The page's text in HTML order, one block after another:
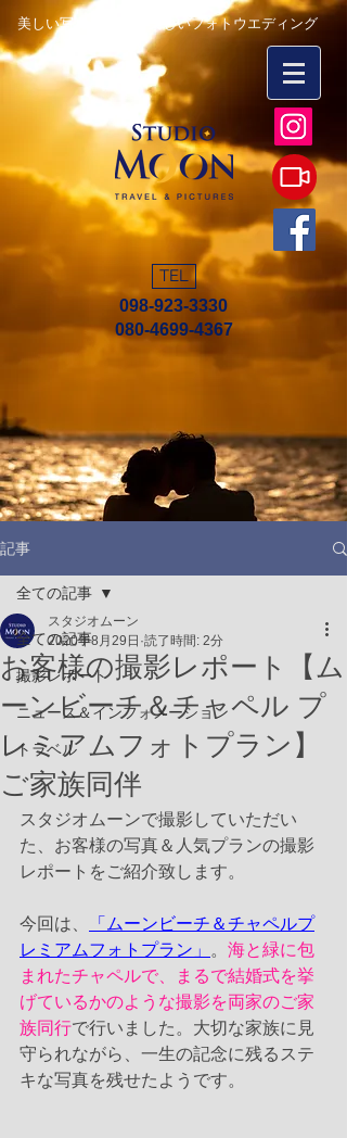
美しい写真を永遠に 楽しいフォトウエディング
TEL
098-923-3330
080-4699-4367
記事
全ての記事
撮影レポート
ニュース＆インフォメーション
トラベル
全ての記事
お客様の撮影レポート【ム
ーンビーチ＆チャペル プ
レミアムフォトプラン】
ご家族同伴
スタジオムーン
2020年8月29日 読了時間: 2分
スタジオムーンで撮影していただい
た、お客様の写真＆人気プランの撮影
レポートをご紹介致します。
今回は、
「ムーンビーチ＆チャペルプ
レミアムフォトプラン」
。 海と緑に包
まれたチャペルで、まるで結婚式を挙
げているかのような撮影を両家のご家
族同行で行いました。大切な家族に見
守られながら、一生の記念に残るステ
キな写真を残せたようです。